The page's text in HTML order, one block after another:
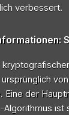
verbessert.
Eine der
Algorithmus ist